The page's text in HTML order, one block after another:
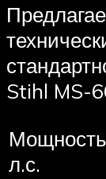
Stihl MS-
л.с.